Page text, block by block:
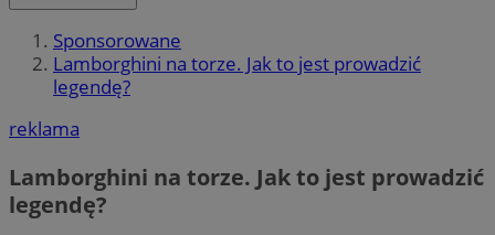
Sponsorowane
Lamborghini na torze. Jak to jest prowadzić
legendę?
reklama
Lamborghini na torze. Jak to jest prowadzić
legendę?